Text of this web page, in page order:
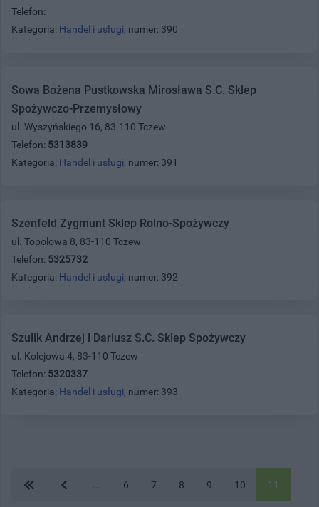
Telefon:
Kategoria: Handel i usługi, numer: 390
Sowa Bożena Pustkowska Mirosława S.C. Sklep
Spożywczo-Przemysłowy
ul. Wyszyńskiego 16, 83-110 Tczew
Telefon: 5313839
Kategoria: Handel i usługi, numer: 391
Szenfeld Zygmunt Sklep Rolno-Spożywczy
ul. Topolowa 8, 83-110 Tczew
Telefon: 5325732
Kategoria: Handel i usługi, numer: 392
Szulik Andrzej i Dariusz S.C. Sklep Spożywczy
ul. Kolejowa 4, 83-110 Tczew
Telefon: 5320337
Kategoria: Handel i usługi, numer: 393
6 7 8 9 10 11